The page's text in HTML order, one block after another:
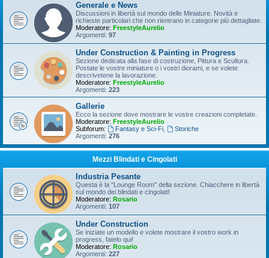
Generale e News
Discussioni in libertà sul mondo delle Miniature. Novità e
richieste particolari che non rientrano in categorie più dettagliate.
Moderatore: FreestyleAurelio
Argomenti: 97
Under Construction & Painting in Progress
Sezione dedicata alla fase di costruzione, Pittura e Scultura.
Postate le vostre miniature o i vostri diorami, e se volete
descrivetene la lavorazione.
Moderatore: FreestyleAurelio
Argomenti: 223
Gallerie
Ecco la sezione dove mostrare le vostre creazioni completate.
Moderatore: FreestyleAurelio
Subforum:
Fantasy e Sci-Fi,
Storiche
Argomenti: 276
Mezzi Blindati e Cingolati
Industria Pesante
Questa è la "Lounge Room" della sezione. Chiacchere in libertà
sul mondo dei blindati e cingolati!
Moderatore: Rosario
Argomenti: 107
Under Construction
Se iniziate un modello e volete mostrare il vostro work in
progress, fatelo qui!
Moderatore: Rosario
Argomenti: 227